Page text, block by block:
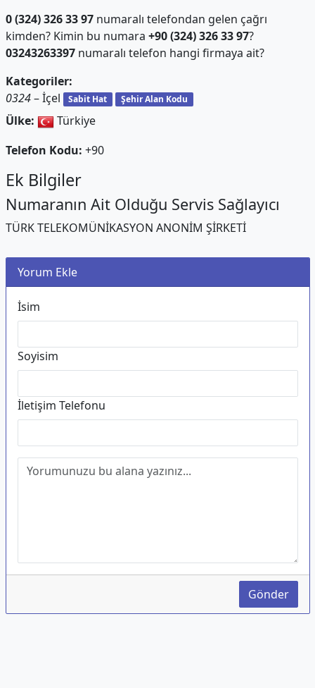
0 (324) 326 33 97numaralı telefondan gelen çağrı
kimden? Kimin bu numara +90 (324) 326 33 97?
03243263397numaralı telefon hangi firmaya ait?
Kategoriler:
0324– İçel Sabit Hat Şehir Alan Kodu
Ülke:
Türkiye
Telefon Kodu: +90
Ek Bilgiler
Numaranın Ait Olduğu Servis Sağlayıcı
TÜRK TELEKOMÜNİKASYON ANONİM ŞİRKETİ
Yorum Ekle
İsim
Soyisim
İletişim Telefonu
Gönder